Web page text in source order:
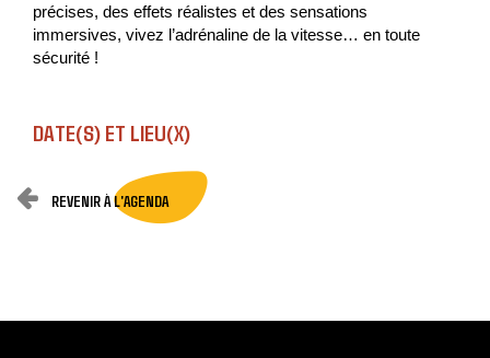
précises, des effets réalistes et des sensations
immersives, vivez l’adrénaline de la vitesse… en toute
sécurité !
DATE(S) ET LIEU(X)
REVENIR À L'AGENDA